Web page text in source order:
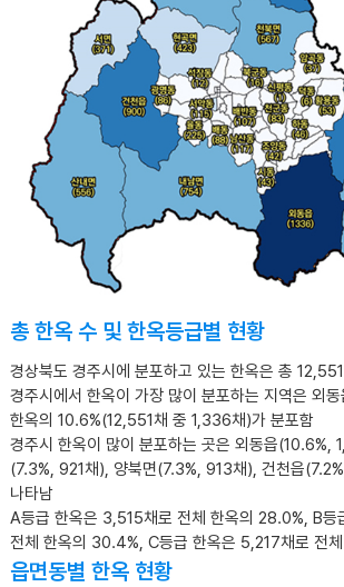
총 한옥 수 및 한옥등급별 현황
경상북도 경주시에 분포하고 있는 한옥은 총
경주시에서 한옥이 가장 많이 분포하는 지역은 외동
한옥의 10.6%(12,551채 중 1,336채)가 분포함
경주시 한옥이 많이 분포하는 곳은 외동읍(10.6%,
(7.3%, 921채), 양북면(7.3%, 913채), 건천읍
나타남
A등급 한옥은 3,515채로 전체 한옥의 28.0%, B등
전체 한옥의 30.4%, C등급 한옥은 5,217채로 전
읍면동별 한옥 현황